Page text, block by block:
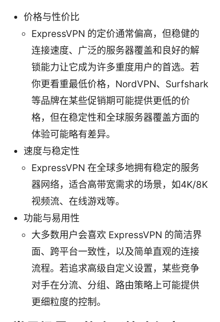
价格与性价比
ExpressVPN 的定价通常偏高，但稳健的
连接速度、广泛的服务器覆盖和良好的解
锁能力让它成为许多重度用户的首选。若
你更看重最低价格，NordVPN、Surfshark
等品牌在某些促销期可能提供更低的价
格，但在稳定性和全球服务器覆盖方面的
体验可能略有差异。
速度与稳定性
ExpressVPN 在全球多地拥有稳定的服务
器网络，适合高带宽需求的场景，如4K/8K
视频流、在线游戏等。
功能与易用性
大多数用户会喜欢 ExpressVPN 的简洁界
面、跨平台一致性，以及简单直观的连接
流程。若追求高级自定义设置，某些竞争
对手在分流、分组、路由策略上可能提供
更细粒度的控制。